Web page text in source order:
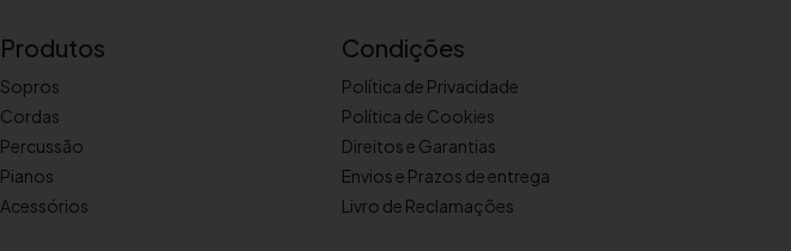
i
m
p
Produtos
Sopros
Cordas
Percussão
Pianos
Acessórios
Condições
Política de Privacidade
Política de Cookies
Direitos e Garantias
Envios e Prazos de entrega
Livro de Reclamações